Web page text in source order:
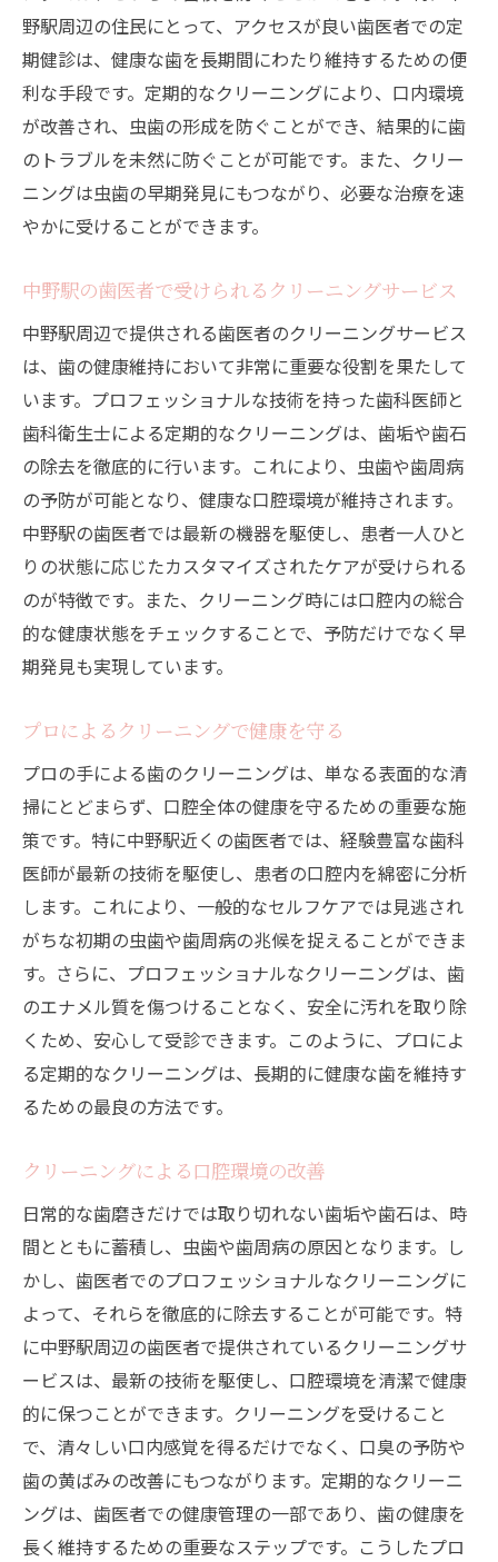
野駅周辺の住民にとって、アクセスが良い歯医者での定
期健診は、健康な歯を長期間にわたり維持するための便
利な手段です。定期的なクリーニングにより、口内環境
が改善され、虫歯の形成を防ぐことができ、結果的に歯
のトラブルを未然に防ぐことが可能です。また、クリー
ニングは虫歯の早期発見にもつながり、必要な治療を速
やかに受けることができます。
中野駅の歯医者で受けられるクリーニングサービス
中野駅周辺で提供される歯医者のクリーニングサービス
は、歯の健康維持において非常に重要な役割を果たして
います。プロフェッショナルな技術を持った歯科医師と
歯科衛生士による定期的なクリーニングは、歯垢や歯石
の除去を徹底的に行います。これにより、虫歯や歯周病
の予防が可能となり、健康な口腔環境が維持されます。
中野駅の歯医者では最新の機器を駆使し、患者一人ひと
りの状態に応じたカスタマイズされたケアが受けられる
のが特徴です。また、クリーニング時には口腔内の総合
的な健康状態をチェックすることで、予防だけでなく早
期発見も実現しています。
プロによるクリーニングで健康を守る
プロの手による歯のクリーニングは、単なる表面的な清
掃にとどまらず、口腔全体の健康を守るための重要な施
策です。特に中野駅近くの歯医者では、経験豊富な歯科
医師が最新の技術を駆使し、患者の口腔内を綿密に分析
します。これにより、一般的なセルフケアでは見逃され
がちな初期の虫歯や歯周病の兆候を捉えることができま
す。さらに、プロフェッショナルなクリーニングは、歯
のエナメル質を傷つけることなく、安全に汚れを取り除
くため、安心して受診できます。このように、プロによ
る定期的なクリーニングは、長期的に健康な歯を維持す
るための最良の方法です。
クリーニングによる口腔環境の改善
日常的な歯磨きだけでは取り切れない歯垢や歯石は、時
間とともに蓄積し、虫歯や歯周病の原因となります。し
かし、歯医者でのプロフェッショナルなクリーニングに
よって、それらを徹底的に除去することが可能です。特
に中野駅周辺の歯医者で提供されているクリーニングサ
ービスは、最新の技術を駆使し、口腔環境を清潔で健康
的に保つことができます。クリーニングを受けること
で、清々しい口内感覚を得るだけでなく、口臭の予防や
歯の黄ばみの改善にもつながります。定期的なクリーニ
ングは、歯医者での健康管理の一部であり、歯の健康を
長く維持するための重要なステップです。こうしたプロ